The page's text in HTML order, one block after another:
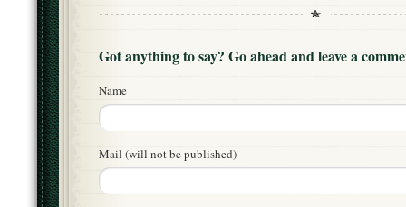
Got anything to say? Go ahead and leave a
Name
Mail (will not be published)